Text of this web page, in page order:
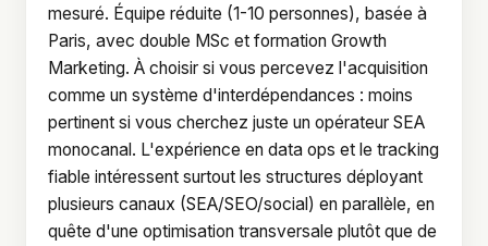
mesuré. Équipe réduite (1-10 personnes), basée à
Paris, avec double MSc et formation Growth
Marketing. À choisir si vous percevez l'acquisition
comme un système d'interdépendances : moins
pertinent si vous cherchez juste un opérateur SEA
monocanal. L'expérience en data ops et le tracking
fiable intéressent surtout les structures déployant
plusieurs canaux (SEA/SEO/social) en parallèle, en
quête d'une optimisation transversale plutôt que de